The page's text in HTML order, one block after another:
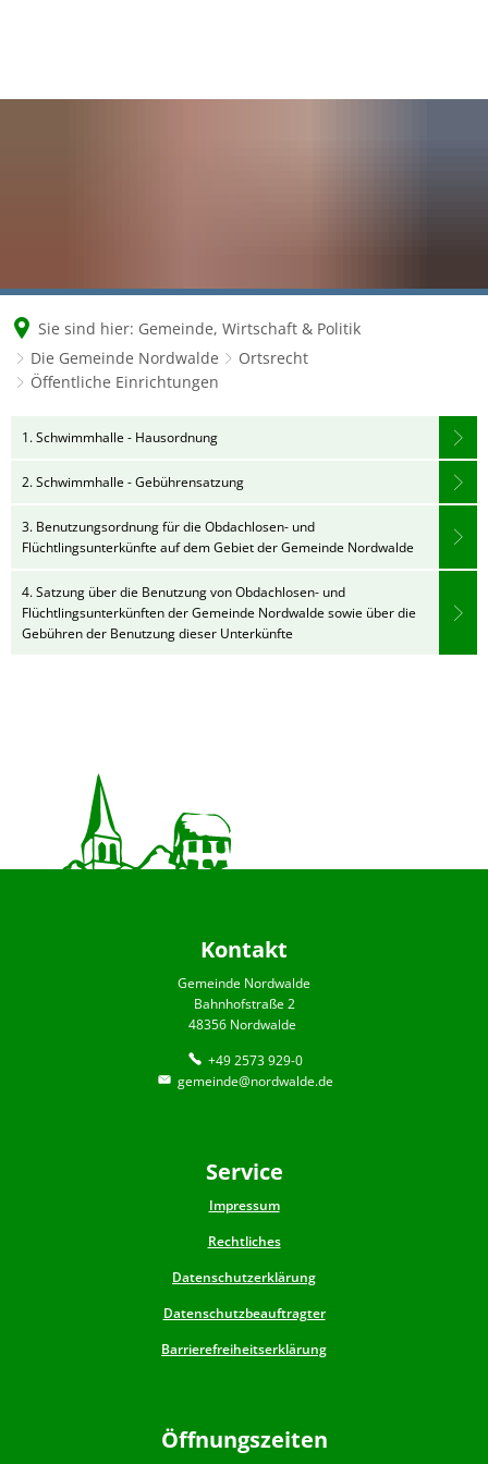
Sie sind hier: Gemeinde, Wirtschaft & Politik
Die Gemeinde Nordwalde
Ortsrecht
Öffentliche Einrichtungen
Öffentliche
Einrichtungen
1. Schwimmhalle - Hausordnung
2. Schwimmhalle - Gebührensatzung
3. Benutzungsordnung für die Obdachlosen- und
Flüchtlingsunterkünfte auf dem Gebiet der Gemeinde Nordwalde
4. Satzung über die Benutzung von Obdachlosen- und
Flüchtlingsunterkünften der Gemeinde Nordwalde sowie über die
Gebühren der Benutzung dieser Unterkünfte
Kontakt
Gemeinde Nordwalde
Bahnhofstraße 2
48356 Nordwalde
+49 2573 929-0
gemeinde@nordwalde.de
Service
Impressum
Rechtliches
Datenschutzerklärung
Datenschutzbeauftragter
Barrierefreiheitserklärung
Öffnungszeiten